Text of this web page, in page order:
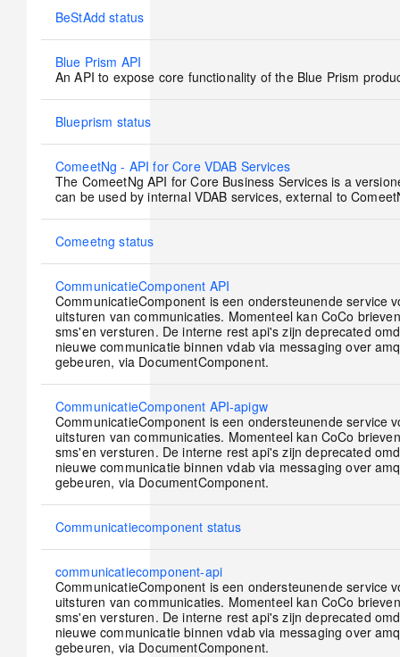
No
BeStAdd status
No
new
Blue Prism API
An API to expose core functionality of the Blue Prism
No
Blueprism status
No
new
posts
ComeetNg - API for Core VDAB Services
The ComeetNg API for Core Business Services is a
can be used by internal VDAB services, external to
No
Comeetng status
No
new
posts
CommunicatieComponent API
CommunicatieComponent is een ondersteunende service
uitsturen van communicaties. Momenteel kan CoCo
sms'en versturen. De interne rest api's zijn deprecated
nieuwe communicatie binnen vdab via messaging over
gebeuren, via DocumentComponent.
No
new
posts
CommunicatieComponent API-apigw
CommunicatieComponent is een ondersteunende service
uitsturen van communicaties. Momenteel kan CoCo
sms'en versturen. De interne rest api's zijn deprecated
nieuwe communicatie binnen vdab via messaging over
gebeuren, via DocumentComponent.
No
Communicatiecomponent status
No
new
posts
communicatiecomponent-api
CommunicatieComponent is een ondersteunende service
uitsturen van communicaties. Momenteel kan CoCo
sms'en versturen. De interne rest api's zijn deprecated
nieuwe communicatie binnen vdab via messaging over
gebeuren, via DocumentComponent.